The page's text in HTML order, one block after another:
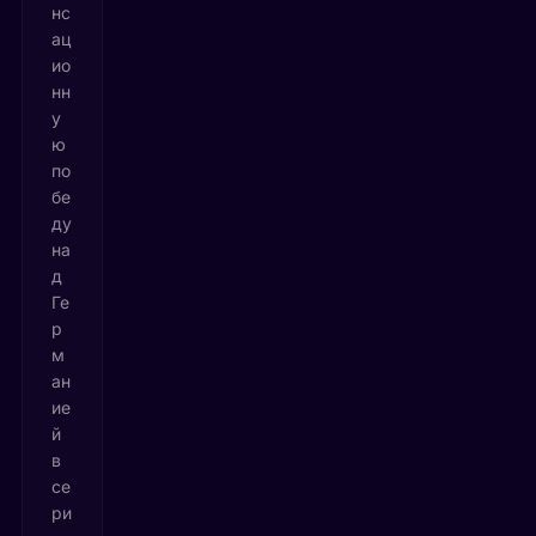
нс
ац
ио
нн
у
ю
по
бе
ду
на
д
Ге
р
м
ан
ие
й
в
се
ри